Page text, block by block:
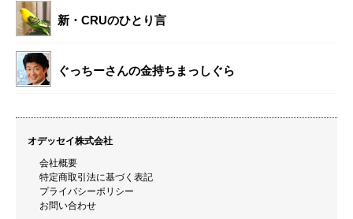
新・CRUのひとり言
ぐっちーさんの金持ちまっしぐら
オデッセイ株式会社
会社概要
特定商取引法に基づく表記
プライバシーポリシー
お問い合わせ